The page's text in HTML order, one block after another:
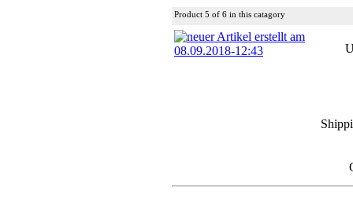
Product 5 of 6 in this catagory